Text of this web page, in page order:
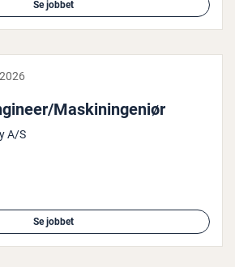
Se jobbet
Ma­ski­nin­ge­ni­ør
A/S
Se jobbet